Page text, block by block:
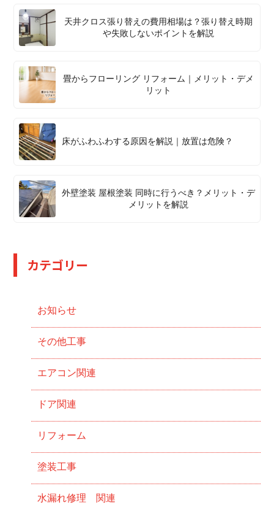
天井クロス張り替えの費用相場は？張り替え時期
や失敗しないポイントを解説
畳からフローリング リフォーム｜メリット・デメ
リット
床がふわふわする原因を解説｜放置は危険？
外壁塗装 屋根塗装 同時に行うべき？メリット・デ
メリットを解説
カテゴリー
お知らせ
その他工事
エアコン関連
ドア関連
リフォーム
塗装工事
水漏れ修理 関連